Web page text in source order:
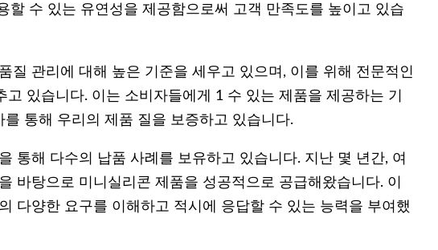
할 수 있는 유연성을 제공함으로써 고객 만족도를 높이고 있습
질 관리에 대해 높은 기준을 세우고 있으며, 이를 위해 전문적인
있습니다. 이는 소비자들에게 1 수 있는 제품을 제공하는 기
통해 우리의 제품 질을 보증하고 있습니다.
통해 다수의 납품 사례를 보유하고 있습니다. 지난 몇 년간, 여
바탕으로 미니실리콘 제품을 성공적으로 공급해왔습니다. 이
다양한 요구를 이해하고 적시에 응답할 수 있는 능력을 부여했